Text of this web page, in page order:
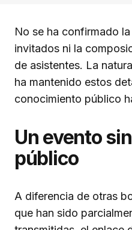
No se ha confirmado
invitados ni la
de asistentes. La
ha mantenido estos
conocimiento público
Un evento
público
A diferencia de otras
que han sido